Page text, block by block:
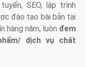
SEO, lập trình
đào tạo bài bản tại
hàng năm, luôn đem
dịch vụ chất